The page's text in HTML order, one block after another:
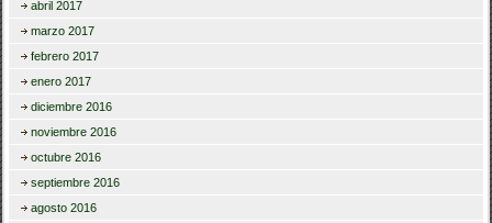
abril 2017
marzo 2017
febrero 2017
enero 2017
diciembre 2016
noviembre 2016
octubre 2016
septiembre 2016
agosto 2016